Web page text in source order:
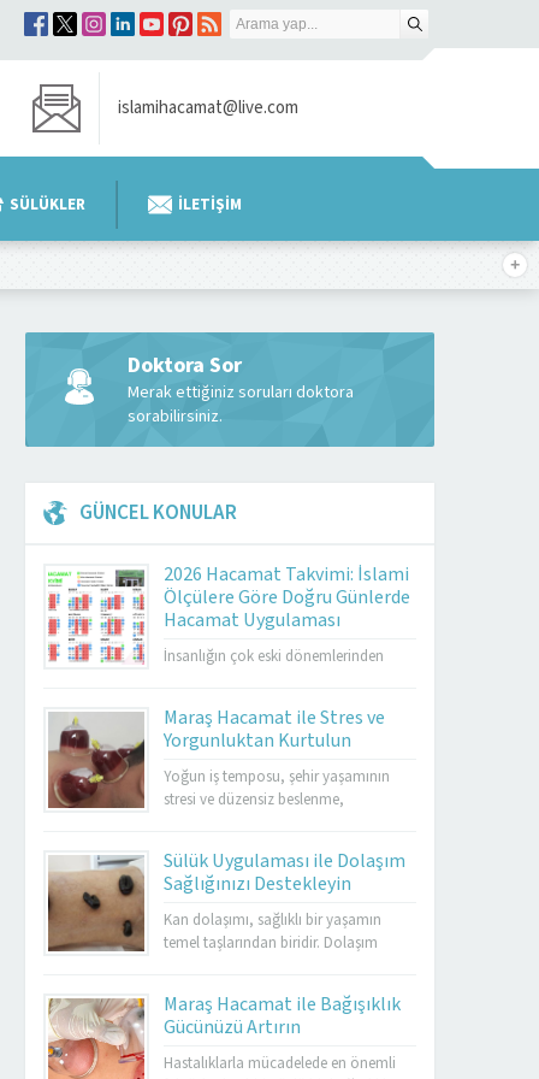
islamihacamat@live.com
SÜLÜKLER İLETİŞİM
Doktora Sor
Merak ettiğiniz soruları doktora
sorabilirsiniz.
GÜNCEL KONULAR
2026 Hacamat Takvimi: İslami
Ölçülere Göre Doğru Günlerde
Hacamat Uygulaması
İnsanlığın çok eski dönemlerinden
yöntemi olarak kabul edilmektedir.
Özellikle hicrî takvim esas alınarak
belirlenen günlerde yapılması, hem
geleneksel tıp hem de İslami
günlerini, altın hacamat günlerini,
genel uygulanabilir günleri ve yasaklı...
Maraş Hacamat ile Stres ve
Yorgunluktan Kurtulun
Yoğun iş temposu, şehir yaşamının
stresi ve düzensiz beslenme,
hacamat, hem bedensel hem de ruhsal
rahatlama sağlamak için en etkili
yöntemlerden biridir. Hacamat
uygulaması, kan dolaşımını hızlandırır,
yorgunluk yaşayan kişilerde enerjiyi
artırarak yaşam...
Sülük Uygulaması ile Dolaşım
Sağlığınızı Destekleyin
Kan dolaşımı, sağlıklı bir yaşamın
temel taşlarından biridir. Dolaşım
sorununa yol açabilmektedir. Bu
noktada sülük tedavisi, doğal bir
yöntem olarak öne çıkar.
Maraş Hacamat ile Bağışıklık
Gücünüzü Artırın
Hastalıklarla mücadelede en önemli